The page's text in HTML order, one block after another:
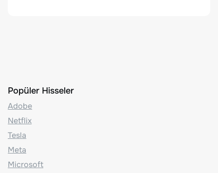
Popüler Hisseler
Adobe
Netflix
Tesla
Meta
Microsoft